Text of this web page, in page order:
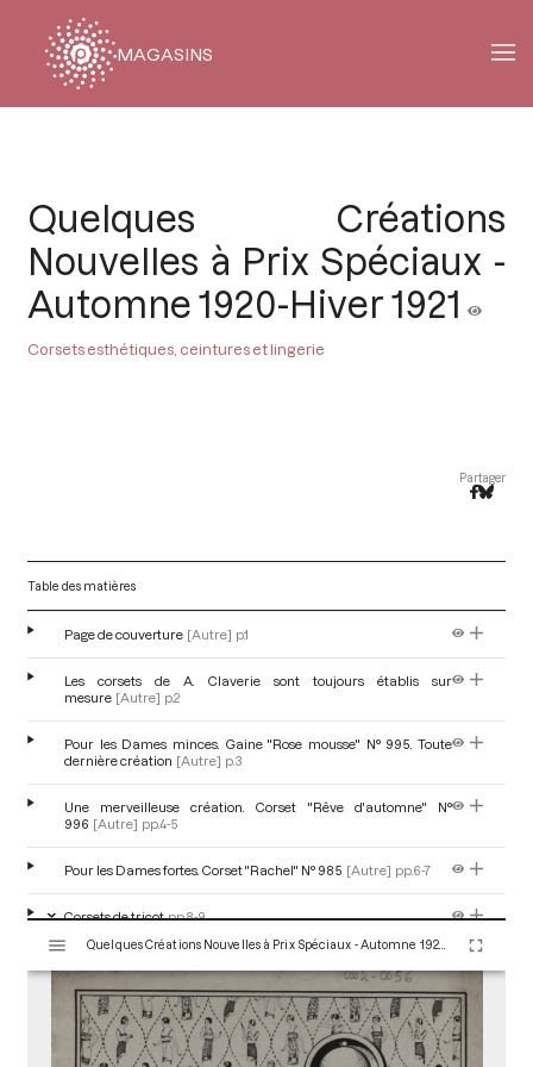
MAGASINS
Quelques Créations
Nouvelles à Prix Spéciaux -
Automne 1920-Hiver 1921
Corsets esthétiques, ceintures et lingerie
Partager
Table des matières
Page de couverture [Autre] p.1
Les corsets de A. Claverie sont toujours établis sur
mesure [Autre] p.2
Pour les Dames minces. Gaine "Rose mousse" N° 995. Toute
dernière création [Autre] p.3
Une merveilleuse création. Corset "Rêve d'automne" N°
996 [Autre] pp.4-5
Pour les Dames fortes. Corset "Rachel" N° 985 [Autre] pp.6-7
Corsets de tricot pp.8-9
984. Modèle breveté S.G.D.G. en tissu élastique tissé sur
mesure [Autre] p.10
Pour la danse. Gaine "Dancing" (Déposé) N° 999. Dernière
création [Autre] p.11
s
Quelques Créations Nouvelles à Prix Spéciaux - Automne 1920-Hiver 1921. Paris : Maison Claverie, 1920. 16 p. (Corsets esthétiques, ceintures et lingerie, 36)